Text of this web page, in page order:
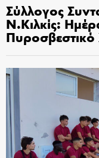
Σύλλογος
Ν.Κιλκίς: